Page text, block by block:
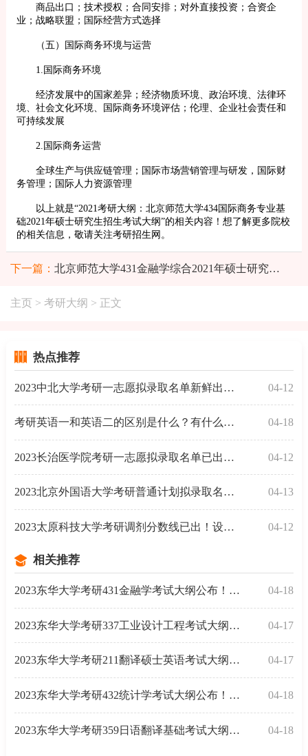
商品出口；技术授权；合同安排；对外直接投资；合资企
业；战略联盟；国际经营方式选择
（五）国际商务环境与运营
1.国际商务环境
经济发展中的国家差异；经济物质环境、政治环境、法律环
境、社会文化环境、国际商务环境评估；伦理、企业社会责任和
可持续发展
2.国际商务运营
全球生产与供应链管理；国际市场营销管理与研发，国际财
务管理；国际人力资源管理
以上就是“2021考研大纲：北京师范大学434国际商务专业基
础2021年硕士研究生招生考试大纲”的相关内容！想了解更多院校
的相关信息，敬请关注考研招生网。
下一篇： 北京师范大学431金融学综合2021年硕士研究生招生考试大纲
主页 > 考研大纲 > 正文
热点推荐
2023中北大学考研一志愿拟录取名单新鲜出炉！ 04-12
考研英语一和英语二的区别是什么？有什么不同？ 04-18
2023长治医学院考研一志愿拟录取名单已出炉！点击查询 04-12
2023北京外国语大学考研普通计划拟录取名单发布了！ 04-13
2023太原科技大学考研调剂分数线已出！设计学377分 04-12
相关推荐
2023东华大学考研431金融学考试大纲公布！含考试范围 04-18
2023东华大学考研337工业设计工程考试大纲已公布！ 04-17
2023东华大学考研211翻译硕士英语考试大纲已公布！ 04-17
2023东华大学考研432统计学考试大纲公布！附参考书 04-18
2023东华大学考研359日语翻译基础考试大纲公布！ 04-18